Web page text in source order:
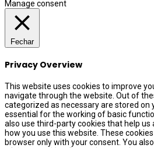
Manage consent
Fechar
Privacy Overview
This website uses cookies to improve
navigate through the website. Out of
categorized as necessary are stored on
essential for the working of basic
also use third-party cookies that help us
how you use this website. These
browser only with your consent. You